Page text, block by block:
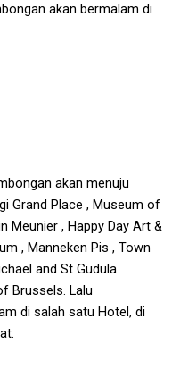
akan bermalam di
akan menuju
Grand Place , Museum of
Meunier , Happy Day Art &
, Manneken Pis , Town
and St Gudula
Brussels. Lalu
di salah satu Hotel, di